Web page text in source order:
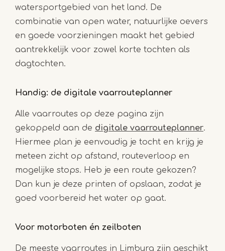
watersportgebied van het land. De
combinatie van open water, natuurlijke oevers
en goede voorzieningen maakt het gebied
aantrekkelijk voor zowel korte tochten als
dagtochten.
Handig: de digitale vaarrouteplanner
Alle vaarroutes op deze pagina zijn
gekoppeld aan de digitale vaarrouteplanner.
Hiermee plan je eenvoudig je tocht en krijg je
meteen zicht op afstand, routeverloop en
mogelijke stops. Heb je een route gekozen?
Dan kun je deze printen of opslaan, zodat je
goed voorbereid het water op gaat.
Voor motorboten én zeilboten
De meeste vaarroutes in Limburg zijn geschikt